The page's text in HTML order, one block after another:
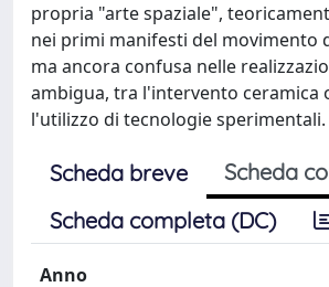
propria "arte spaziale",
nei primi manifesti del movimento
ma ancora confusa nelle
ambigua, tra l'intervento ceramica
l'utilizzo di tecnologie sperimentali.
Scheda breve
Scheda
Scheda completa (DC)
Anno